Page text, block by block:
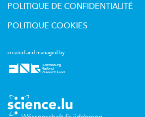
created and managed by
POLITIQUE DE CONFIDENTIALITÉ
POLITIQUE COOKIES